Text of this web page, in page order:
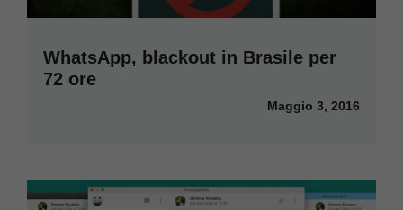
WhatsApp, blackout in Brasile per
72 ore
Maggio 3, 2016